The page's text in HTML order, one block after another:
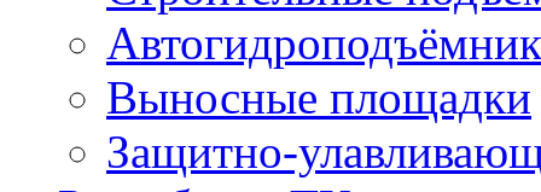
Выносные площадки
Защитно-